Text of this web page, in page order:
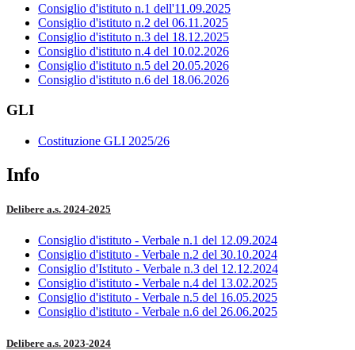
Consiglio d'istituto n.1 dell'11.09.2025
Consiglio d'istituto n.2 del 06.11.2025
Consiglio d'istituto n.3 del 18.12.2025
Consiglio d'istituto n.4 del 10.02.2026
Consiglio d'istituto n.5 del 20.05.2026
Consiglio d'istituto n.6 del 18.06.2026
GLI
Costituzione GLI 2025/26
Info
Delibere a.s. 2024-2025
Consiglio d'istituto - Verbale n.1 del 12.09.2024
Consiglio d'istituto - Verbale n.2 del 30.10.2024
Consiglio d'Istituto - Verbale n.3 del 12.12.2024
Consiglio d'istituto - Verbale n.4 del 13.02.2025
Consiglio d'istituto - Verbale n.5 del 16.05.2025
Consiglio d'istituto - Verbale n.6 del 26.06.2025
Delibere a.s. 2023-2024